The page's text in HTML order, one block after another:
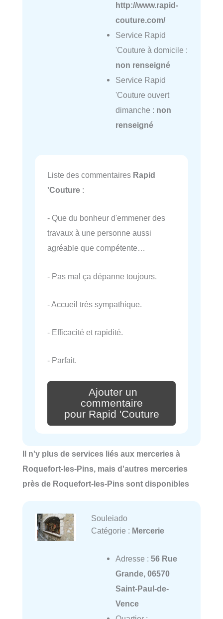
http://www.rapid-
couture.com/
Service Rapid
'Couture à domicile :
non renseigné
Service Rapid
'Couture ouvert
dimanche : non
renseigné
Liste des commentaires Rapid
'Couture :
- Que du bonheur d'emmener des
travaux à une personne aussi
agréable que compétente…
- Pas mal ça dépanne toujours.
- Accueil très sympathique.
- Efficacité et rapidité.
- Parfait.
Ajouter un
commentaire
pour Rapid 'Couture
Il n'y plus de services liés aux merceries à
Roquefort-les-Pins, mais d'autres merceries
près de Roquefort-les-Pins sont disponibles
Souleiado
Catégorie : Mercerie
Adresse : 56 Rue
Grande, 06570
Saint-Paul-de-
Vence